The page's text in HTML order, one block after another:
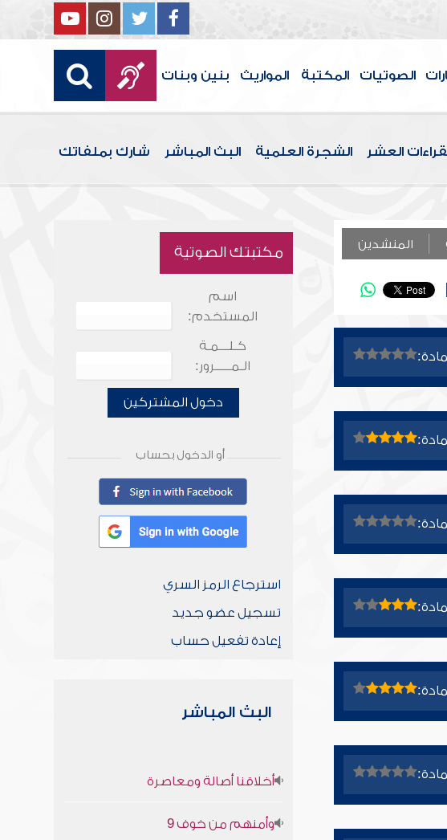
الصوتيات المكتبة المواريث بنين وبنات
العشر الشجرة العلمية البث المباشر شارك بملفاتك
المنشدين مكتبتك الصوتية
اسم
المستخدم:
كـلـــمـة
الـمـــــرور:
دخول المشتركين
أو الدخول بحساب
استرجاع الرمز السري
تسجيل عضو جديد
إعادة تفعيل حساب
البث المباشر
أخلاقنا أصالة ومعاصرة
وأمنهم من خوف 9